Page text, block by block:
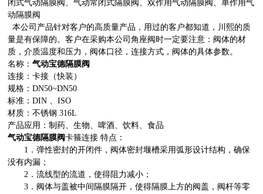
闭式气动隔膜阀、气动常闭式隔膜阀、双作用气动隔膜阀、单作用气
动隔膜阀
本公司产品针对客户的高质量产品，用过的客户都知道，川熙的质
量是有保障的。客户在采购本公司角座阀时一定要注意：阀体的材
质，介质温度和压力，阀体口径，连接方式，阀体的具体参数。
名称：气动宝德隔膜阀
连接：卡接（快装）
规格：DN50~DN50
标准：DIN 、ISO
材质：不锈钢 316L
产品应用：制药、生物、啤酒、饮料、食品
气动宝德隔膜阀卡箍连接 特点：
1．弹性密封的开闭件，阀体密封堰槽采用弧形设计结构，确保
没有内漏；
2．流线型的流道，使得阻力减小；
3．阀体与盖被中间隔膜隔开，使得隔膜上方的阀盖，阀杆等零